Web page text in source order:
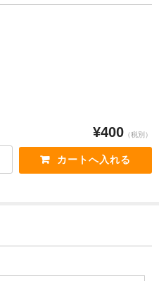
¥400 （税別）